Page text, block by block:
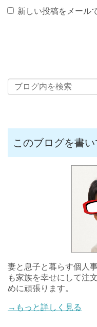
新しい投稿をメール
このブログを書い
妻と息子と暮らす個人
も家族を幸せにして注
めに頑張ります。
→もっと詳しく見る